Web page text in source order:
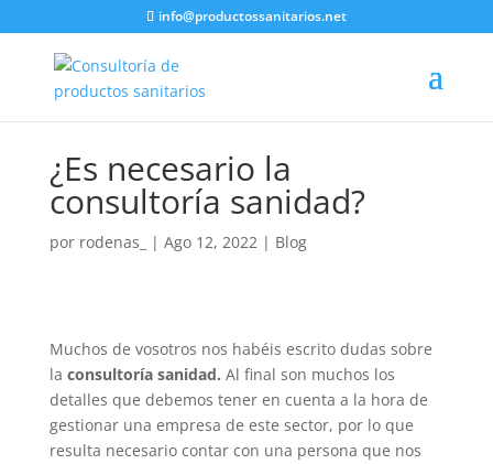
info@productossanitarios.net
¿Es necesario la
consultoría sanidad?
por rodenas_ | Ago 12, 2022| Blog
Muchos de vosotros nos habéis escrito dudas sobre
la consultoría sanidad. Al final son muchos los
detalles que debemos tener en cuenta a la hora de
gestionar una empresa de este sector, por lo que
resulta necesario contar con una persona que nos